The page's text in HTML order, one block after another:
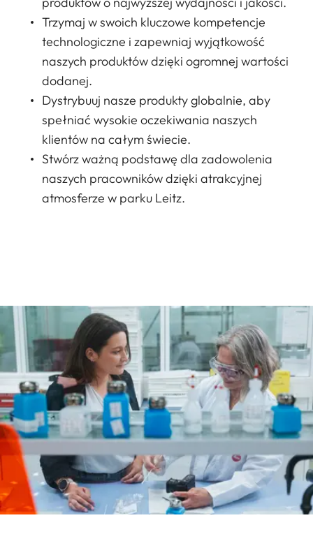
Trzymaj w swoich kluczowe kompetencje
technologiczne i zapewniaj wyjątkowość
naszych produktów dzięki ogromnej wartości
dodanej.
Dystrybuuj nasze produkty globalnie, aby
spełniać wysokie oczekiwania naszych
klientów na całym świecie.
Stwórz ważną podstawę dla zadowolenia
naszych pracowników dzięki atrakcyjnej
atmosferze w parku Leitz.